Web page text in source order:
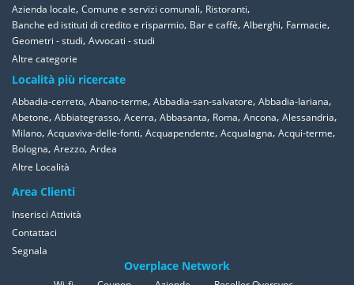
Azienda locale, Comune e servizi comunali, Ristoranti,
Banche ed istituti di credito e risparmio, Bar e caffè, Alberghi, Farmacie,
Geometri - studi, Avvocati - studi
Altre categorie
Località più ricercate
Abbadia-cerreto, Abano-terme, Abbadia-san-salvatore, Abbadia-lariana,
Abetone, Abbiategrasso, Acerra, Abbasanta, Roma, Ancona, Alessandria,
Milano, Acquaviva-delle-fonti, Acquapendente, Acqualagna, Acqui-terme,
Bologna, Arezzo, Ardea
Altre Località
Area Clienti
Inserisci Attività
Contattaci
Segnala
Overplace Network